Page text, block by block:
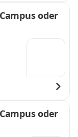
oder
oder